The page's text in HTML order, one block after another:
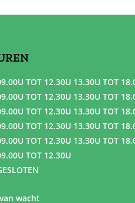
TOT 12.30U 13.30U TOT
TOT 12.30U 13.30U TOT
TOT 12.30U 13.30U TOT
TOT 12.30U 13.30U TOT
TOT 12.30U 13.30U TOT
TOT 12.30U
wacht